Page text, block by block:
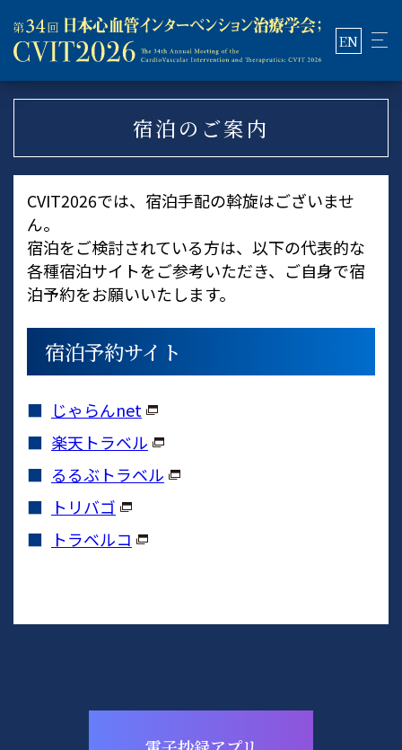
EN
宿泊のご案内
CVIT2026では、宿泊手配の斡旋はございませ
ん。
宿泊をご検討されている方は、以下の代表的な
各種宿泊サイトをご参考いただき、ご自身で宿
泊予約をお願いいたします。
宿泊予約サイト
じゃらんnet
楽天トラベル
るるぶトラベル
トリバゴ
トラベルコ